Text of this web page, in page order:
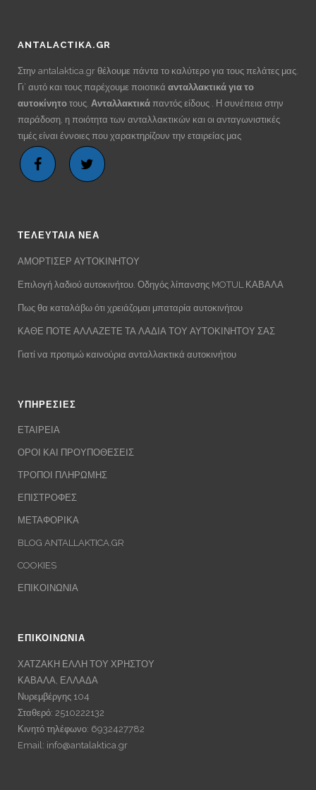
ANTALACTIKA.GR
Στην antalaktica.gr θέλουμε πάντα το καλύτερο για τους πελάτες μας.
Γι’ αυτό και τους παρέχουμε ποιοτικά ανταλλακτικά για το
αυτοκίνητο τους. Ανταλλακτικά παντός είδους . Η συνέπεια στην
παράδοση, η ποιότητα των ανταλλακτικών και οι ανταγωνιστικές
τιμές είναι έννοιες που χαρακτηρίζουν την εταιρείας μας
ΤΕΛΕΥΤΑΙΑ ΝΕΑ
ΑΜΟΡΤΙΣΕΡ ΑΥΤΟΚΙΝΗΤΟΥ
Επιλογή λαδιού αυτοκινήτου. Οδηγός λίπανσης MOTUL ΚΑΒΑΛΑ
Πως θα καταλάβω ότι χρειάζομαι μπαταρία αυτοκινήτου
ΚΑΘΕ ΠΟΤΕ ΑΛΛΑΖΕΤΕ ΤΑ ΛΑΔΙΑ ΤΟΥ ΑΥΤΟΚΙΝΗΤΟΥ ΣΑΣ
Γιατί να προτιμώ καινούρια ανταλλακτικά αυτοκινήτου
ΥΠΗΡΕΣΙΕΣ
ΕΤΑΙΡΕΙΑ
ΟΡΟΙ ΚΑΙ ΠΡΟΥΠΟΘΕΣΕΙΣ
ΤΡΟΠΟΙ ΠΛΗΡΩΜΗΣ
ΕΠΙΣΤΡΟΦΕΣ
ΜΕΤΑΦΟΡΙΚΑ
BLOG ANTALLAKTICA.GR
COOKIES
ΕΠΙΚΟΙΝΩΝΙΑ
ΕΠΙΚΟΙΝΩΝΙΑ
ΧΑΤΖΑΚΗ ΕΛΛΗ ΤΟΥ ΧΡΗΣΤΟΥ
ΚΑΒΑΛΑ, ΕΛΛΑΔΑ
Νυρεμβέργης 104
Σταθερό: 2510222132
Κινητό τηλέφωνο: 6932427782
Email: info@antalaktica.gr